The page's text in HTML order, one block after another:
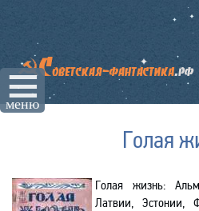
☰
меню
Голая
Голая жизнь:
Латвии, Эстонии,